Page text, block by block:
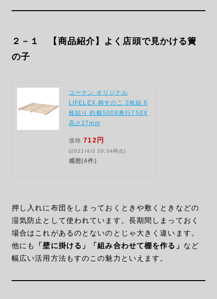
２－１ 【商品紹介】よく店頭で見かける簀
の子
コーナン オリジナル
LIFELEX 桐すのこ 2枚組 6
枚貼り 約幅500X奥行750X
高さ27mm
価格:712円
(2021/4/3 20:34時点)
感想(4件)
押し入れに布団をしまっておくときや敷くときなどの
湿気防止として使われています。長期間しまっておく
場合はこれがあるのとないのとじゃ大きく違います。
他にも
「壁に掛ける」「組み合わせて棚を作る」 など
幅広い活用方法もすのこの魅力といえます。